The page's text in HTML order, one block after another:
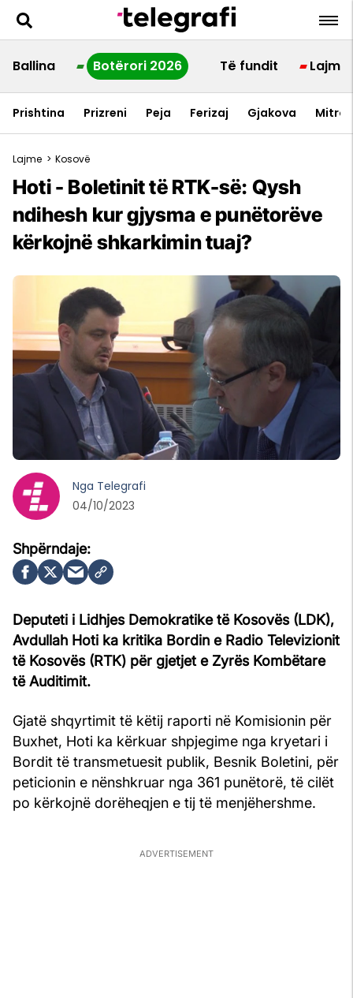
Ballina Botërori 2026 Të fundit Lajme
Prishtina Prizreni Peja Ferizaj Gjakova
Lajme > Kosovë
Hoti - Boletinit të RTK-së: Qysh
ndihesh kur gjysma e punëtorëve
kërkojnë shkarkimin tuaj?
Deputeti i Lidhjes Demokratike të Kosovës (LDK),
Avdullah Hoti ka kritika Bordin e Radio Televizionit
të Kosovës (RTK) për gjetjet e Zyrës Kombëtare
të Auditimit.
Gjatë shqyrtimit të këtij raporti në Komisionin për
Buxhet, Hoti ka kërkuar shpjegime nga kryetari i
Bordit të transmetuesit publik, Besnik Boletini, për
peticionin e nënshkruar nga 361 punëtorë, të cilët
po kërkojnë dorëheqjen e tij të menjëhershme.
Nga Telegrafi
04/10/2023